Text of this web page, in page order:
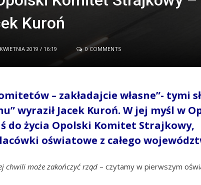
Kuroń
2019 / 16:19 0 COMMENTS
– zakładajcie własne”- tymi
wyraził Jacek Kuroń. W jej myśl w
do życia Opolski Komitet Strajkowy,
oświatowe z całego
chwili może zakończyć rząd – czytamy w pierwszym